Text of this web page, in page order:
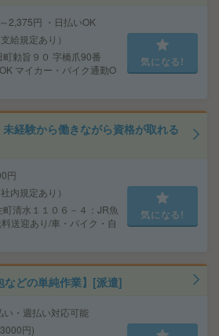
2,375円 ・日払いOK
給規定あり）
勅旨９０ 字橋爪90番
マイカー・バイク通勤O
気になる!
経験から働きながら資格が取れる
円
内規定あり）
清水１１０６－４：JR魚
送迎あり/車・バイク・自
気になる!
などの単純作業】[派遣]
・週払い対応可能
円)